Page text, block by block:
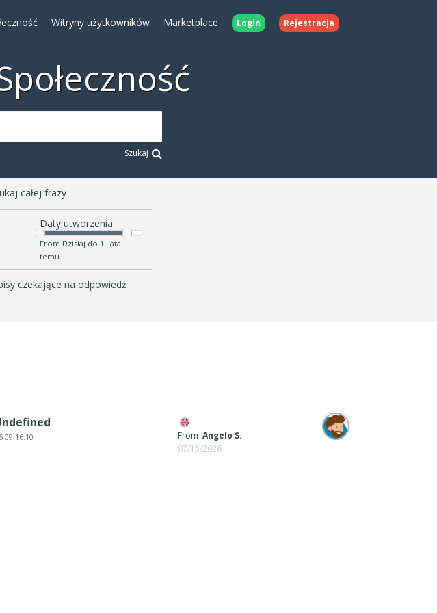
Witryny użytkowników Marketplace Login Rejestracja
Szukaj
całej frazy
Daty utworzenia:
From Dzisiaj do 1 Lata
temu
czekające na odpowiedź
09:16:10 From Angelo S.
07/15/2026